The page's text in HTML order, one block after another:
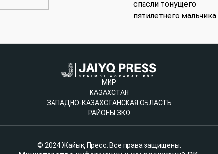
спасли тонущего
пятилетнего мальчика
МИР
КАЗАХСТАН
ЗАПАДНО-КАЗАХСТАНСКАЯ ОБЛАСТЬ
РАЙОНЫ ЗКО
© 2024 Жайық Пресс. Все права защищены.